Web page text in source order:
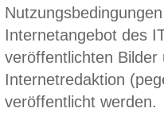
Internetangebot des
veröffentlichten
Internetredaktion
veröffentlicht werden.